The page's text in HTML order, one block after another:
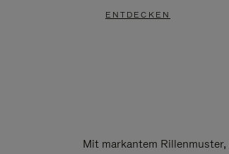
ENTDECKEN
Mit markantem